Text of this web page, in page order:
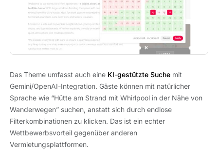
Das Theme umfasst auch eine KI-gestützte Suche mit
Gemini/OpenAI-Integration. Gäste können mit natürlicher
Sprache wie “Hütte am Strand mit Whirlpool in der Nähe von
Wanderwegen” suchen, anstatt sich durch endlose
Filterkombinationen zu klicken. Das ist ein echter
Wettbewerbsvorteil gegenüber anderen
Vermietungsplattformen.